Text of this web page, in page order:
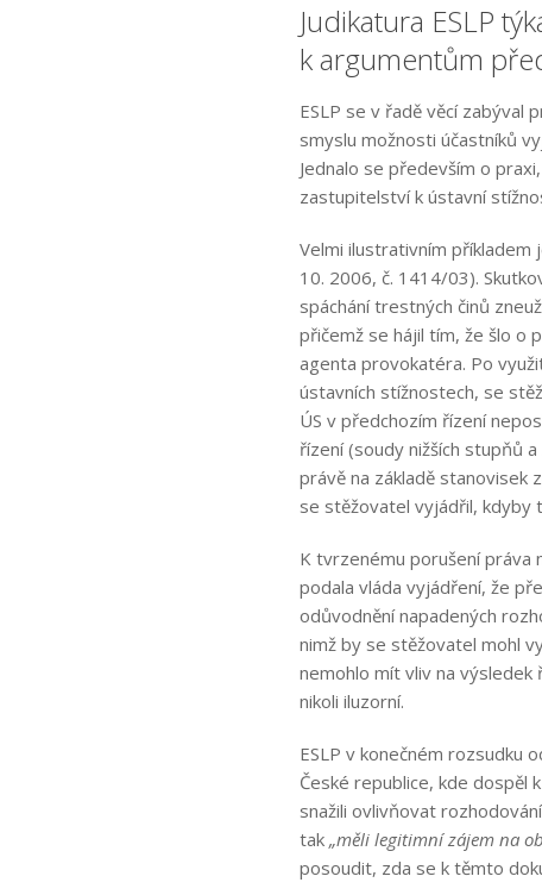
Judikatura ESLP
k argumentům
ESLP se v řadě věcí zabýval
smyslu možnosti účastníků
Jednalo se především o
zastupitelství k ústavní
Velmi ilustrativním příkladem
10. 2006, č. 1414/03).
spáchání trestných činů
přičemž se hájil tím, že šlo o
agenta provokatéra. Po
ústavních stížnostech, se
ÚS v předchozím řízení
řízení (soudy nižších stupňů
právě na základě stanovisek
se stěžovatel vyjádřil, kdyby
K tvrzenému porušení práva
podala vláda vyjádření, že
odůvodnění napadených
nimž by se stěžovatel mohl
nemohlo mít vliv na výsledek
nikoli iluzorní.
ESLP v konečném rozsudku
České republice, kde dospěl
snažili ovlivňovat
tak „měli legitimní zájem na
posoudit, zda se k těmto